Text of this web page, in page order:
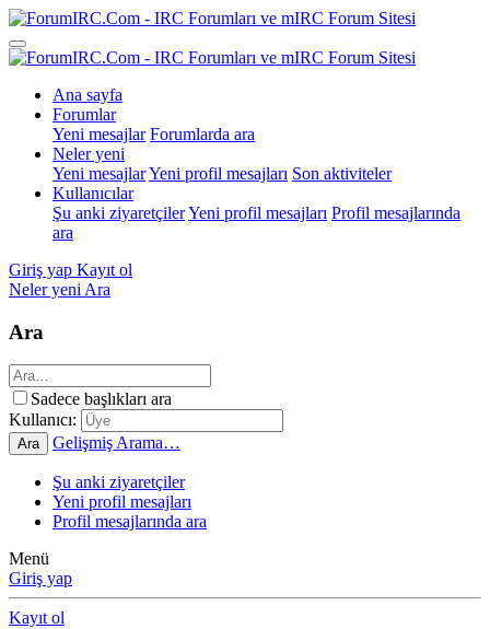
Ana sayfa
Forumlar
Yeni mesajlar Forumlarda ara
Neler yeni
Yeni mesajlarYeni profil mesajları Son aktiviteler
Kullanıcılar
Şu anki ziyaretçilerYeni profil mesajları Profil mesajlarında
ara
Giriş yap Kayıt ol
Neler yeni Ara
Ara
Sadece başlıkları ara
Kullanıcı:
Ara Gelişmiş Arama…
Şu anki ziyaretçiler
Yeni profil mesajları
Profil mesajlarında ara
Menü
Giriş yap
Kayıt ol